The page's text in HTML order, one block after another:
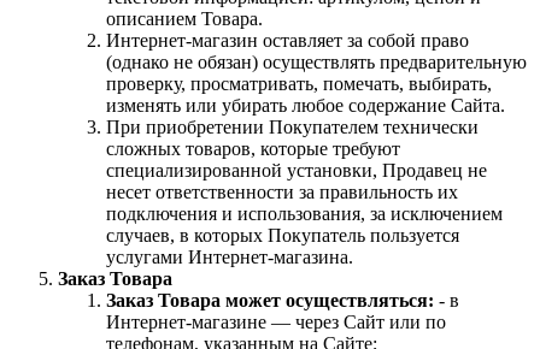
описанием Товара.
Интернет-магазин оставляет за собой право
(однако не обязан) осуществлять предварительную
проверку, просматривать, помечать, выбирать,
изменять или убирать любое содержание Сайта.
При приобретении Покупателем технически
сложных товаров, которые требуют
специализированной установки, Продавец не
несет ответственности за правильность их
подключения и использования, за исключением
случаев, в которых Покупатель пользуется
услугами Интернет-магазина.
Заказ Товара
Заказ Товара может осуществляться: - в
Интернет-магазине — через Сайт или по
телефонам, указанным на Сайте;